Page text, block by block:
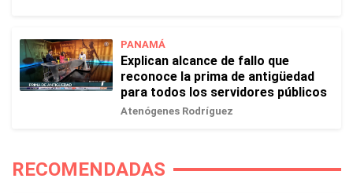
PANAMÁ
Explican alcance de fallo que
reconoce la prima de antigüedad
para todos los servidores públicos
Atenógenes Rodríguez
RECOMENDADAS